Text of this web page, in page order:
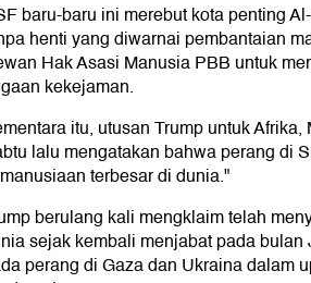
baru-baru ini merebut kota penting
henti yang diwarnai pembantaian
Hak Asasi Manusia PBB untuk
kekejaman.
itu, utusan Trump untuk
lalu mengatakan bahwa perang di
terbesar di dunia."
berulang kali mengklaim telah
sejak kembali menjabat pada
perang di Gaza dan Ukraina dalam